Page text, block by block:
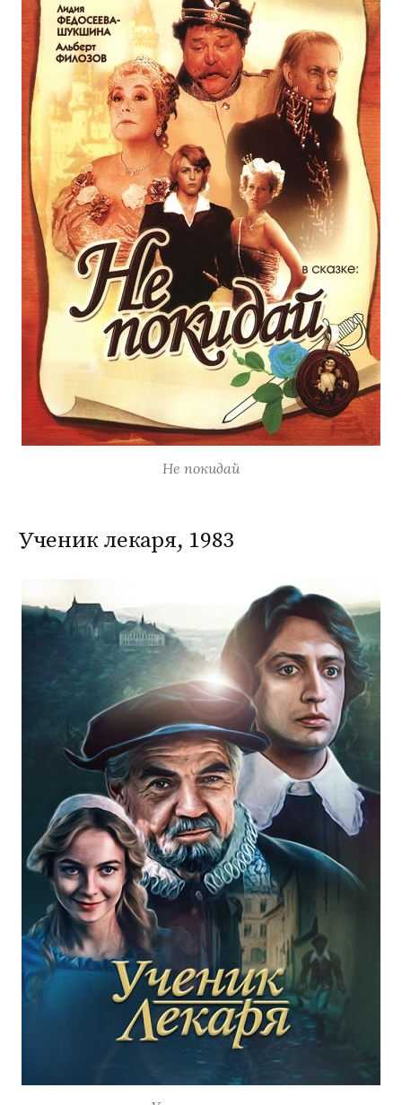
Не покидай
Ученик лекаря, 1983